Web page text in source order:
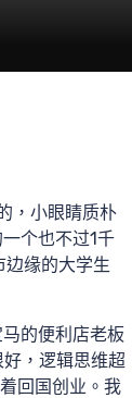
，小眼睛质朴
个也不过1千
边缘的大学生
的便利店老板
，逻辑思维超
回国创业。我